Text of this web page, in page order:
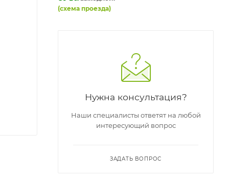
(схема проезда)
Нужна консультация?
Наши специалисты ответят на любой
интересующий вопрос
ЗАДАТЬ ВОПРОС